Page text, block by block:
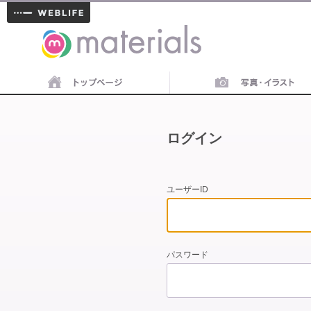
materials
ログイン
ユーザーID
パスワード